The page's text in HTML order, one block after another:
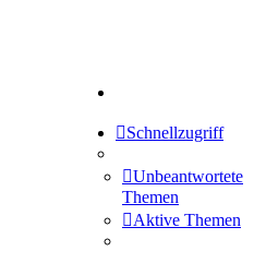
Treffenübersicht
Zitatesammlung
Schiffe versenken
Schnellzugriff
Unbeantwortete
Themen
Aktive Themen